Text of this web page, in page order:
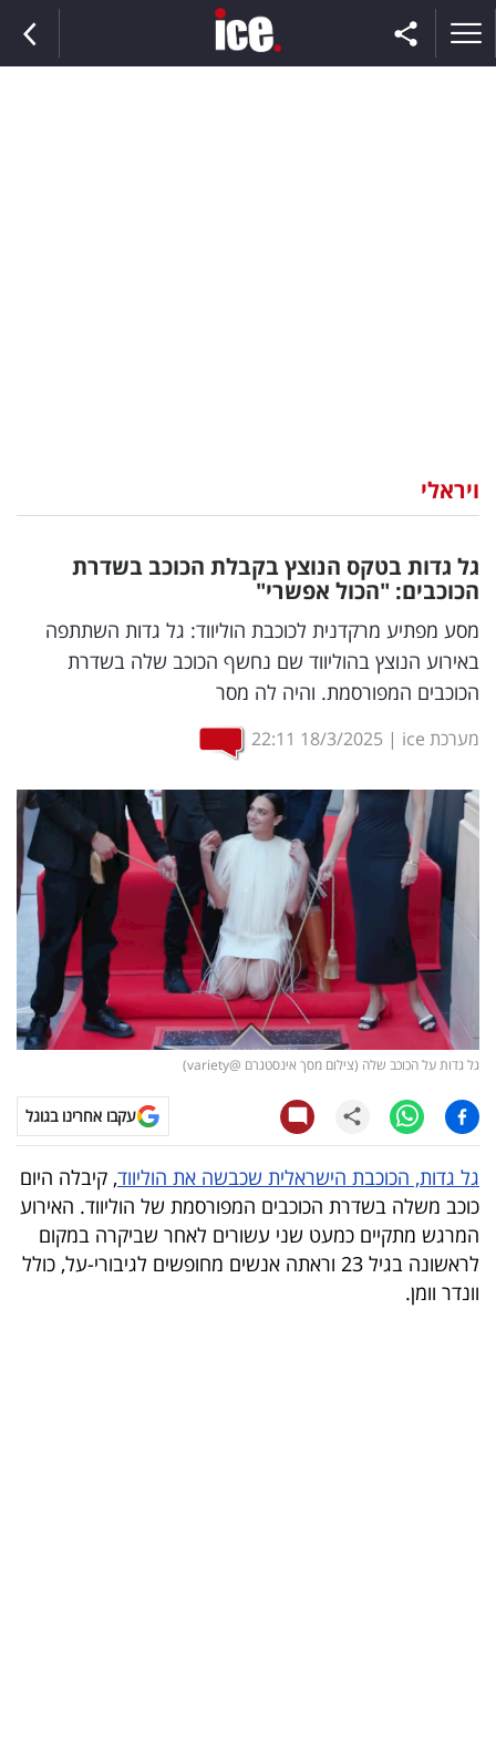
וצרכנות
דיגיטל
וטק
שיווק
ופרסום
מדדים
ומחקרים
דעות
רכילות
עסקית
קריפטו
טלוויזיה
עסקי
ספורט
קריירה
ולימודים
ויראלי
גל גדות בטקס הנוצץ בקבלת הכוכב בשדרת
הכוכבים: "הכול אפשרי"
מסע מפתיע מרקדנית לכוכבת הוליווד: גל גדות השתתפה
באירוע הנוצץ בהוליווד שם נחשף הכוכב שלה בשדרת
הכוכבים המפורסמת. והיה לה מסר
מערכת ice |
18/3/2025
22:11
גל גדות על הכוכב שלה (צילום מסך אינסטגרם @variety)
עקבו אחרינו בגוגל
גל גדות, הכוכבת הישראלית שכבשה את הוליווד, קיבלה היום
כוכב משלה בשדרת הכוכבים המפורסמת של הוליווד. האירוע
המרגש מתקיים כמעט שני עשורים לאחר שביקרה במקום
לראשונה בגיל 23 וראתה אנשים מחופשים לגיבורי-על, כולל
וונדר וומן.